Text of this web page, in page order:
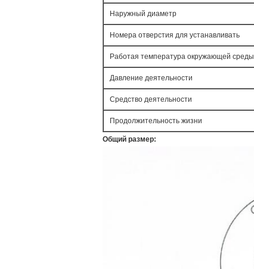
Наружный диаметр
Номера отверстия для устанавливать
Работая температура окружающей среды
Давление деятельности
Средство деятельности
Продолжительность жизни
Общий размер: